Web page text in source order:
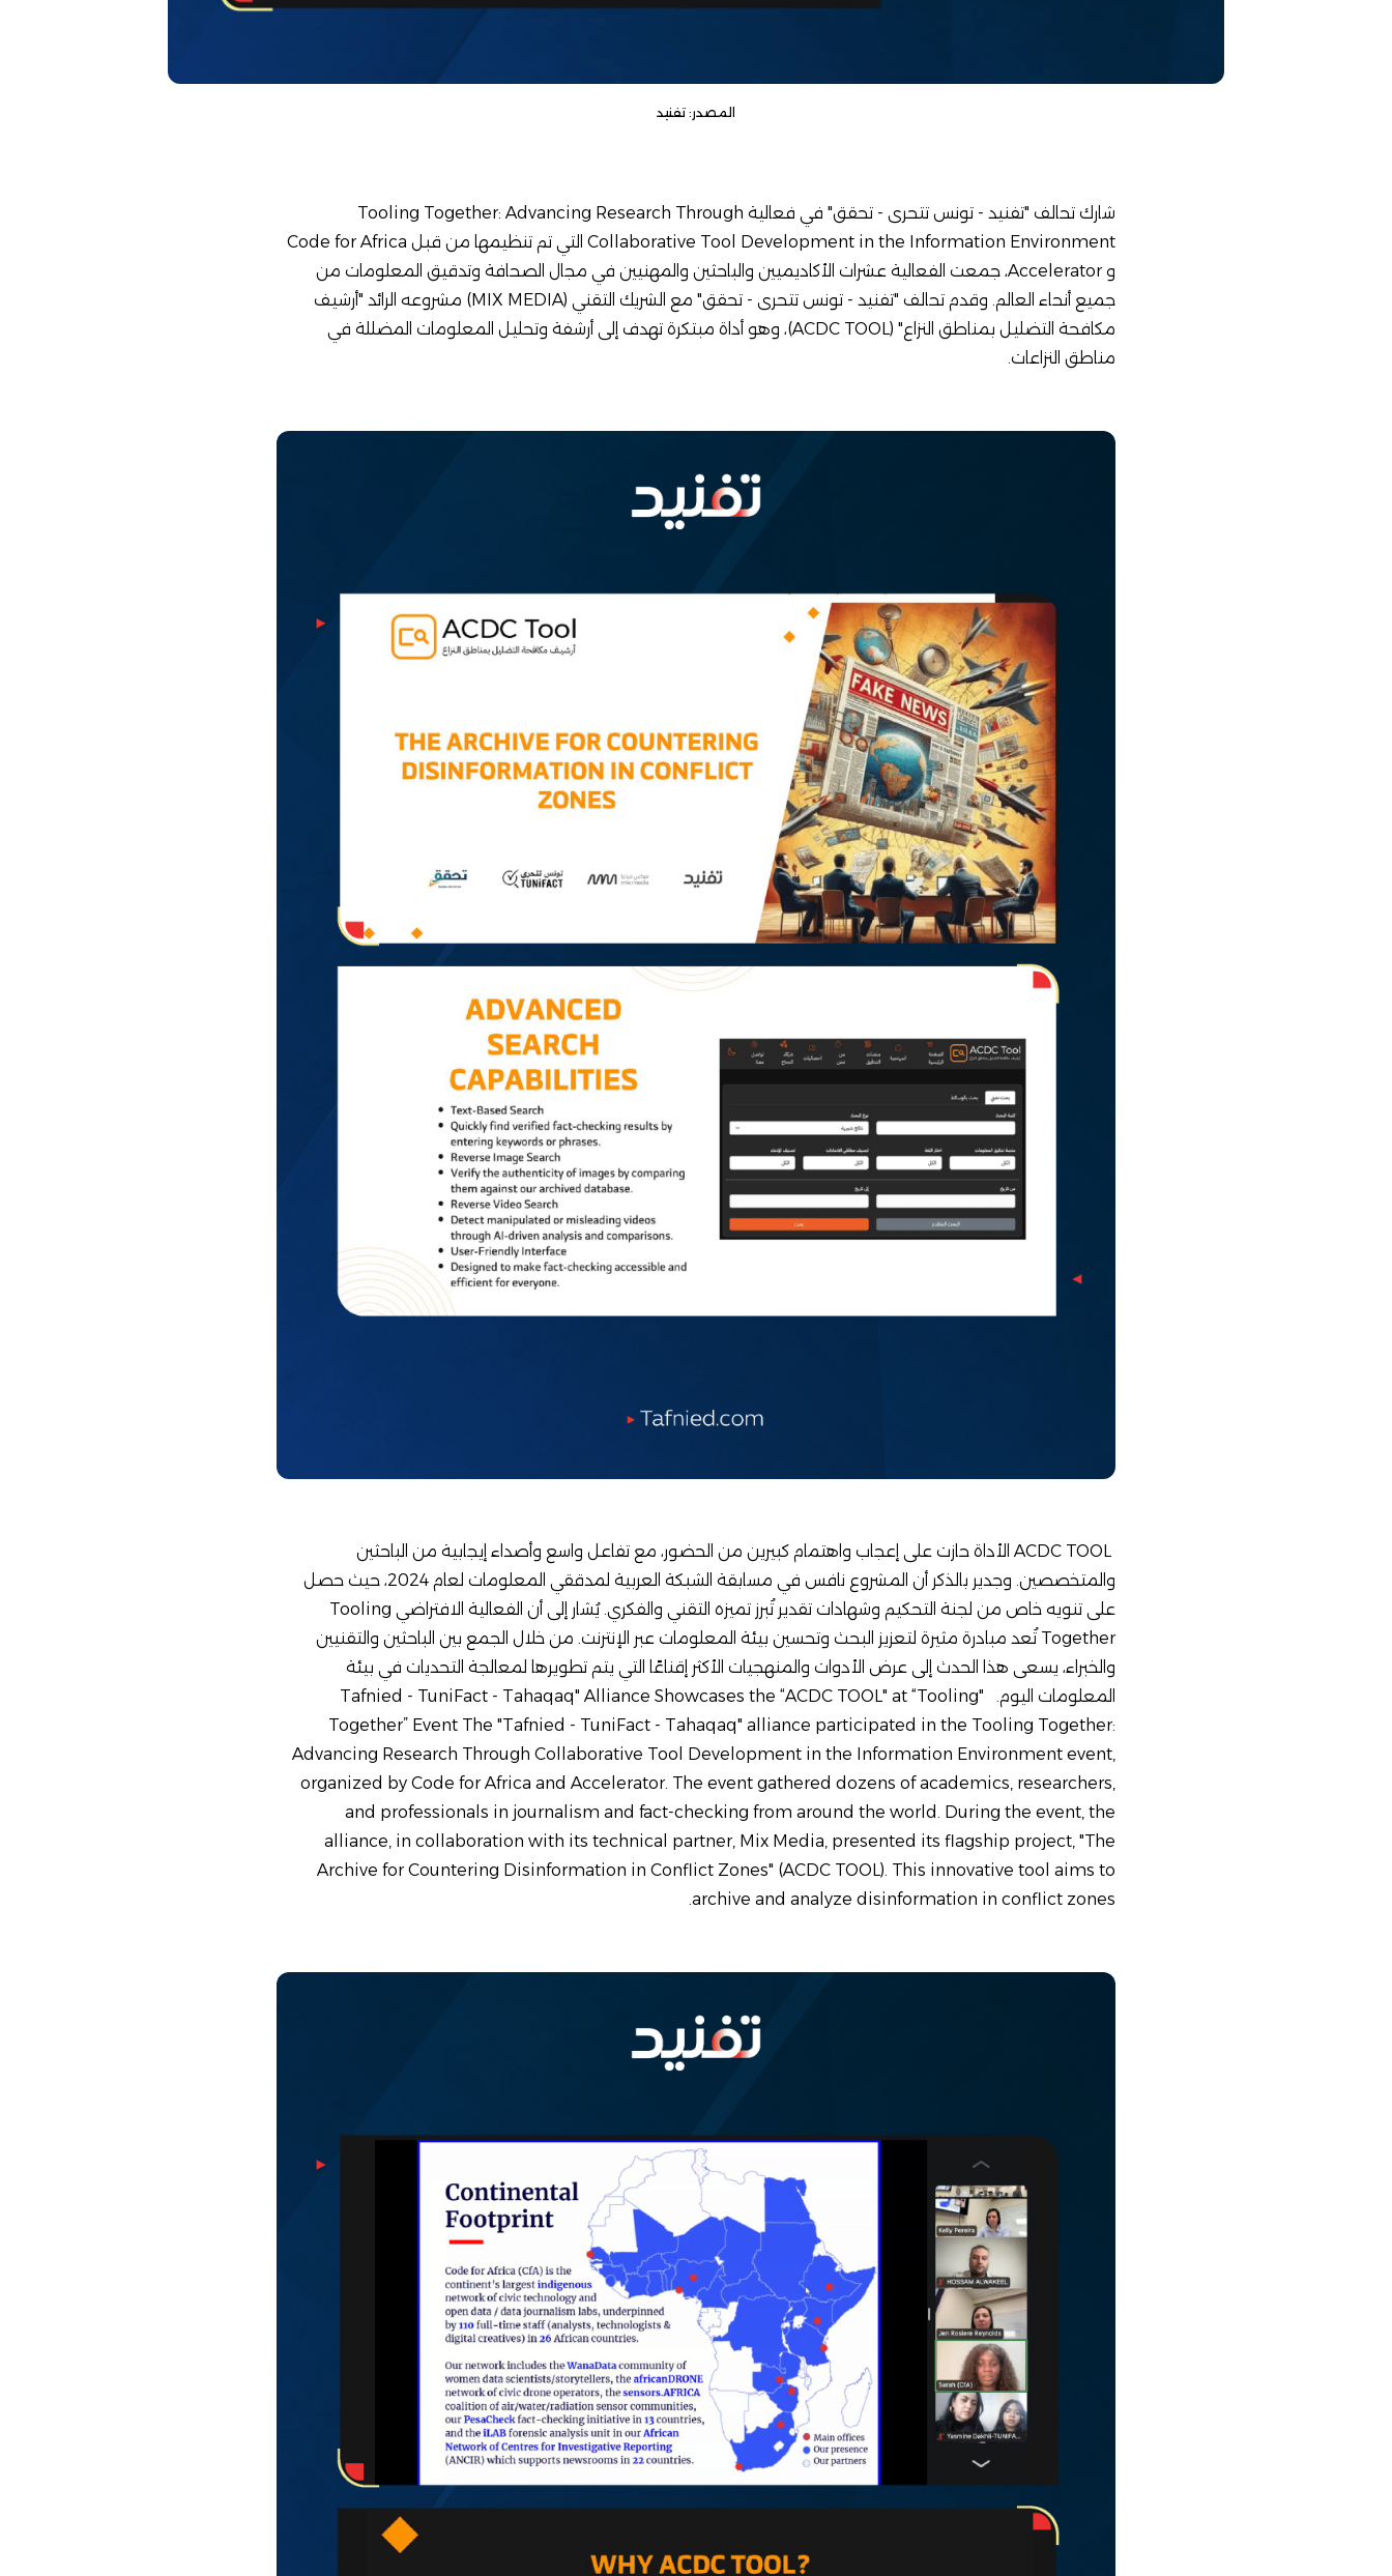
المصدر: تفنيد
شارك تحالف "تفنيد - تونس تتحرى - تحقق" في فعالية Tooling Together: Advancing Research Through
Collaborative Tool Development in the Information Environment التي تم تنظيمها من قبل
Code for Africa
و Accelerator، جمعت الفعالية عشرات الأكاديميين والباحثين والمهنيين في مجال الصحافة وتدقيق المعلومات من
جميع أنحاء العالم. وقدم تحالف "تفنيد - تونس تتحرى - تحقق" مع الشريك التقني (MIX MEDIA) مشروعه الرائد "أرشيف
مكافحة التضليل بمناطق النزاع" (ACDC TOOL)، وهو أداة مبتكرة تهدف إلى أرشفة وتحليل المعلومات المضللة في
مناطق النزاعات.
ACDC TOOL الأداة حازت على إعجاب واهتمام كبيرين من الحضور، مع تفاعل واسع وأصداء إيجابية من الباحثين
والمتخصصين. وجدير بالذكر أن المشروع نافس في مسابقة الشبكة العربية لمدققي المعلومات لعام 2024، حيث حصل
على تنويه خاص من لجنة التحكيم وشهادات تقدير تُبرز تميزه التقني والفكري. يُشار إلى أن الفعالية الافتراضي Tooling
Together تُعد مبادرة مثيرة لتعزيز البحث وتحسين بيئة المعلومات عبر الإنترنت. من خلال الجمع بين الباحثين والتقنيين
والخبراء، يسعى هذا الحدث إلى عرض الأدوات والمنهجيات الأكثر إقناعًا التي يتم تطويرها لمعالجة التحديات في بيئة
المعلومات اليوم. "Tafnied - TuniFact - Tahaqaq" Alliance Showcases the “ACDC TOOL" at “Tooling
Together” Event The "Tafnied - TuniFact - Tahaqaq" alliance participated in the Tooling Together:
Advancing Research Through Collaborative Tool Development in the Information Environment event,
organized by Code for Africa and Accelerator. The event gathered dozens of academics, researchers,
and professionals in journalism and fact-checking from around the world. During the event, the
alliance, in collaboration with its technical partner, Mix Media, presented its flagship project, "The
Archive for Countering Disinformation in Conflict Zones" (ACDC TOOL). This innovative tool aims to
archive and analyze disinformation in conflict zones.